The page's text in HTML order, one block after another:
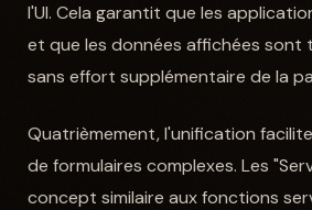
l'UI. Cela garantit que les
et que les données affichées sont
sans effort supplémentaire de la
Quatrièmement, l'unification
de formulaires complexes. Les
concept similaire aux fonctions